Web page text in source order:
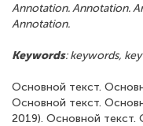
Annotation. Annotation.
Annotation.
Keywords: keywords,
Основной текст.
Основной текст.
2019). Основной текст.